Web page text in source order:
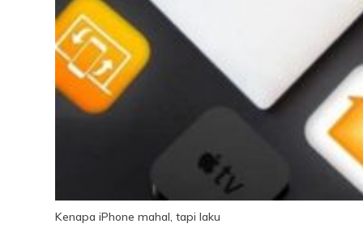
Kenapa iPhone mahal, tapi laku